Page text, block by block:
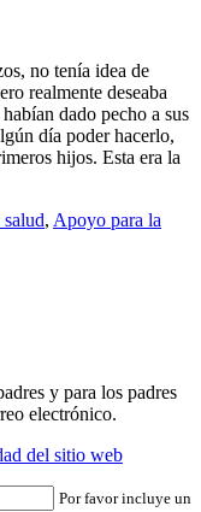
no tenía idea de
realmente deseaba
dado pecho a sus
día poder hacerlo,
hijos. Esta era la
, Apoyo para la
y para los padres
electrónico.
del sitio web
Por favor incluye un